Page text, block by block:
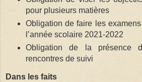
pour plusieurs matières
Obligation de faire les
l’année scolaire 2021-2022
Obligation de la présence
rencontres de suivi
Dans les faits